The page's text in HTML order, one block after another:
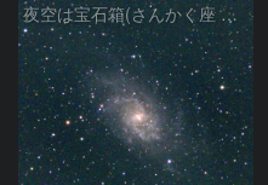
夜空は宝石箱(さんかく座 M33) Seestar50